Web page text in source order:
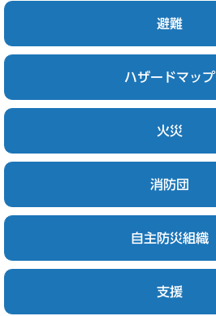
避難
ハザードマップ
火災
消防団
自主防災組織
支援